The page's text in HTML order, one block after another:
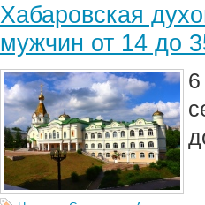
Хабаровская
мужчин от 14 до